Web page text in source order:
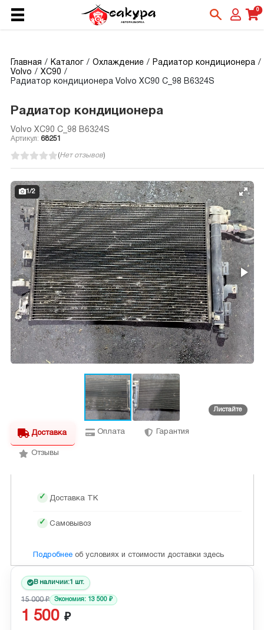
0
Главная Каталог Охлаждение
Радиатор кондиционера
Volvo
XC90
Радиатор кондиционера Volvo XC90 C_98 B6324S
Радиатор кондиционера
Volvo XC90 C_98 B6324S
Артикул: 68251
(Нет отзывов)
1 /2
Доставка Оплата Гарантия
Отзывы
Доставка ТК
Самовывоз
Подробнее об условиях и стоимости доставки здесь
В наличии:1 шт.
15 000 Экономия: 13 500
1 500